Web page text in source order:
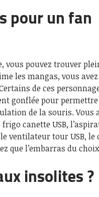
pour un fan
pouvez trouver
les mangas, vous
de ces
gonflée pour permettre
de la souris. Vous
canette USB,
ventilateur tour USB, le
que l’embarras du
insolites ?